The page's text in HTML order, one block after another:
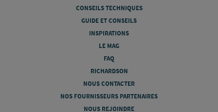
CONSEILS TECHNIQUES
GUIDE ET CONSEILS
INSPIRATIONS
LE MAG
FAQ
RICHARDSON
NOUS CONTACTER
NOS FOURNISSEURS PARTENAIRES
NOUS REJOINDRE